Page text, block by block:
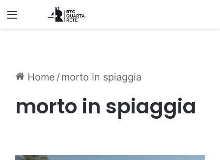
Home /morto in spiaggia
morto in spiaggia